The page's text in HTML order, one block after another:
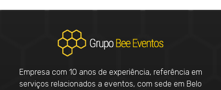
Empresa com 10 anos de experiência, referência em
serviços relacionados a eventos, com sede em Belo